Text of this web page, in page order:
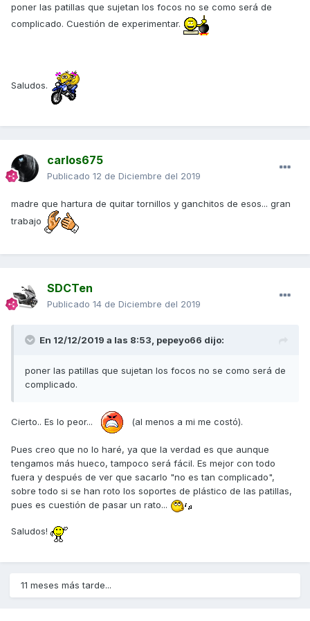
poner las patillas que sujetan los focos no se como será de
complicado. Cuestión de experimentar.
Saludos.
carlos675
Publicado 12 de Diciembre del 2019
madre que hartura de quitar tornillos y ganchitos de esos... gran
trabajo
SDCTen
Publicado 14 de Diciembre del 2019
En 12/12/2019 a las 8:53, pepeyo66 dijo:
poner las patillas que sujetan los focos no se como será de
complicado.
Cierto.. Es lo peor... (al menos a mi me costó).
Pues creo que no lo haré, ya que la verdad es que aunque
tengamos más hueco, tampoco será fácil. Es mejor con todo
fuera y después de ver que sacarlo "no es tan complicado",
sobre todo si se han roto los soportes de plástico de las patillas,
pues es cuestión de pasar un rato...
Saludos!
11 meses más tarde...